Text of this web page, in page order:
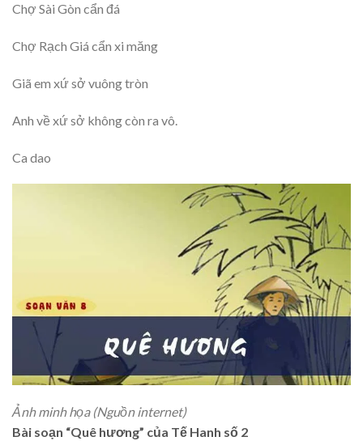
Chợ Sài Gòn cẩn đá
Chợ Rạch Giá cẩn xi măng
Giã em xứ sở vuông tròn
Anh về xứ sở không còn ra vô.
Ca dao
Ảnh minh họa (Nguồn internet)
Bài soạn “Quê hương” của Tế Hanh số 2